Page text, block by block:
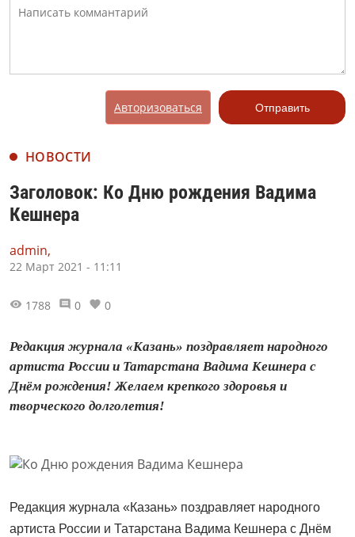
Авторизоваться Отправить
НОВОСТИ
Заголовок: Ко Дню рождения Вадима
Кешнера
admin,
22 Март 2021 - 11:11
1788 0 0
Редакция журнала «Казань» поздравляет народного
артиста России и Татарстана Вадима Кешнера с
Днём рождения! Желаем крепкого здоровья и
творческого долголетия!
Редакция журнала «Казань» поздравляет народного
артиста России и Татарстана Вадима Кешнера с Днём